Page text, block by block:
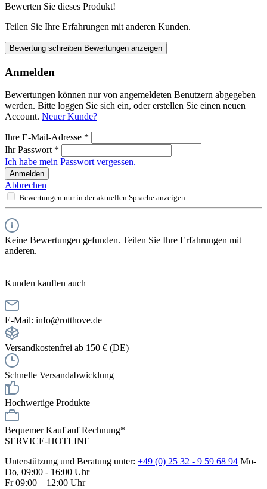
Bewerten Sie dieses Produkt!
Teilen Sie Ihre Erfahrungen mit anderen Kunden.
Bewertung schreiben Bewertungen anzeigen
Anmelden
Bewertungen können nur von angemeldeten Benutzern abgegeben
werden. Bitte loggen Sie sich ein, oder erstellen Sie einen neuen
Account. Neuer Kunde?
Ihre E-Mail-Adresse *
Ihr Passwort *
Ich habe mein Passwort vergessen.
Anmelden
Abbrechen
Bewertungen nur in der aktuellen Sprache anzeigen.
Keine Bewertungen gefunden. Teilen Sie Ihre Erfahrungen mit
anderen.
Kunden kauften auch
E-Mail: info@rotthove.de
Versandkostenfrei ab 150 € (DE)
Schnelle Versandabwicklung
Hochwertige Produkte
Bequemer Kauf auf Rechnung*
SERVICE-HOTLINE
Unterstützung und Beratung unter: +49 (0) 25 32 - 9 59 68 94 Mo-
Do, 09:00 - 16:00 Uhr
Fr 09:00 – 12:00 Uhr